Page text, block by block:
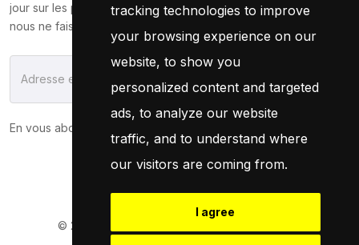
tracking technologies to improve
your browsing experience on our
website, to show you
personalized content and targeted
ads, to analyze our website
traffic, and to understand where
our visitors are coming from.
I agree
jour sur les promotions et les coupons. Ne vous inquiétez pas,
nous ne faisons pas de spam !
S'Abonner
En vous abonnant, vous acceptez notre
© 2026